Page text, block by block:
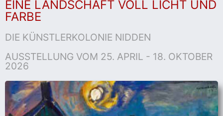
EINE LANDSCHAFT VOLL LICHT UND
FARBE
DIE KÜNSTLERKOLONIE NIDDEN
AUSSTELLUNG VOM 25. APRIL - 18. OKTOBER
2026